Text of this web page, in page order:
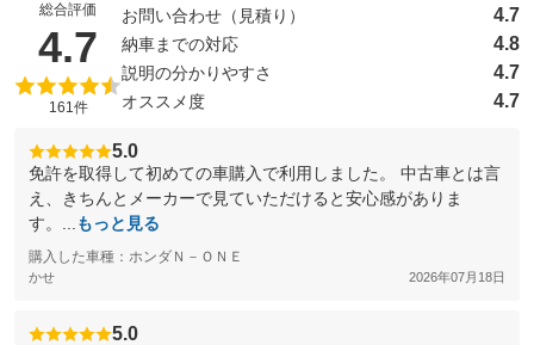
総合評価
4.7 （5点満点中）
161件
お問い合わせ（見積り） 4.7
納車までの対応 4.8
説明の分かりやすさ 4.7
オススメ度 4.7
5.0
免許を取得して初めての車購入で利用しました。 中古車とは言
え、きちんとメーカーで見ていただけると安心感がありま
す。...
もっと見る
購入した車種：ホンダＮ－ＯＮＥ
かせ 2026年07月18日
5.0